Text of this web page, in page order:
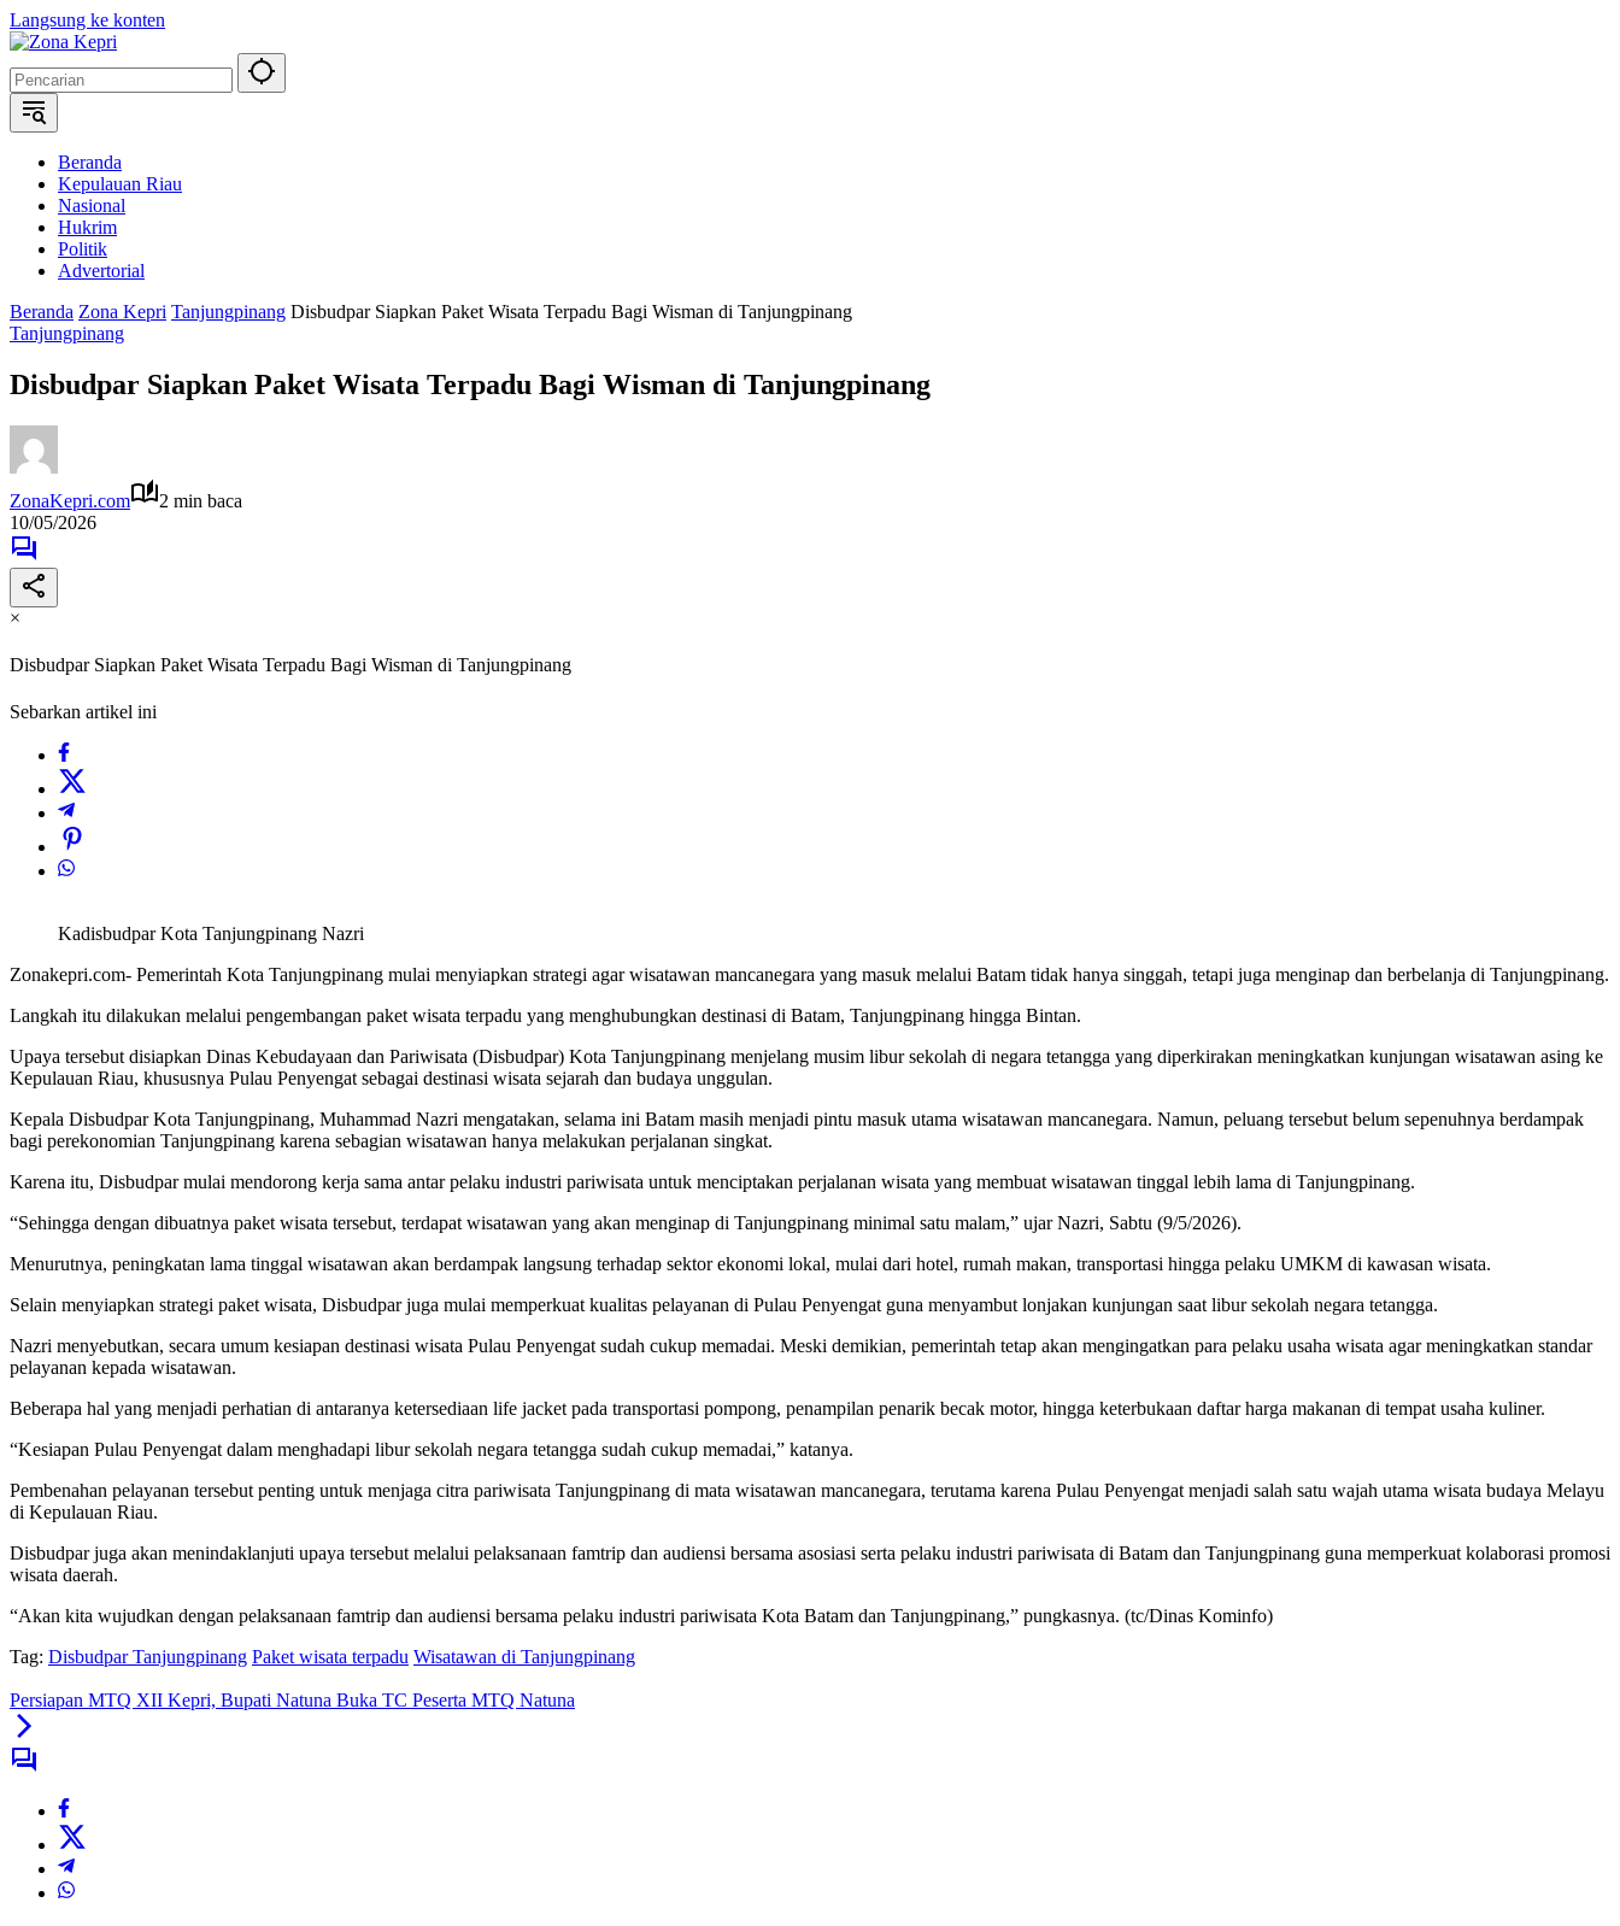
Langsung ke konten
Beranda
Kepulauan Riau
Nasional
Hukrim
Politik
Advertorial
Beranda Zona Kepri Tanjungpinang Disbudpar Siapkan Paket Wisata Terpadu Bagi Wisman di Tanjungpinang
Tanjungpinang
Disbudpar Siapkan Paket Wisata Terpadu Bagi Wisman di Tanjungpinang
ZonaKepri.com
2 min baca
10/05/2026
×
Disbudpar Siapkan Paket Wisata Terpadu Bagi Wisman di Tanjungpinang
Sebarkan artikel ini
Kadisbudpar Kota Tanjungpinang Nazri
Zonakepri.com- Pemerintah Kota Tanjungpinang mulai menyiapkan strategi agar wisatawan mancanegara yang masuk melalui Batam tidak hanya singgah, tetapi juga menginap dan berbelanja di Tanjungpinang.
Langkah itu dilakukan melalui pengembangan paket wisata terpadu yang menghubungkan destinasi di Batam, Tanjungpinang hingga Bintan.
Upaya tersebut disiapkan Dinas Kebudayaan dan Pariwisata (Disbudpar) Kota Tanjungpinang menjelang musim libur sekolah di negara tetangga yang diperkirakan meningkatkan kunjungan wisatawan asing ke
Kepulauan Riau, khususnya Pulau Penyengat sebagai destinasi wisata sejarah dan budaya unggulan.
Kepala Disbudpar Kota Tanjungpinang, Muhammad Nazri mengatakan, selama ini Batam masih menjadi pintu masuk utama wisatawan mancanegara. Namun, peluang tersebut belum sepenuhnya berdampak
bagi perekonomian Tanjungpinang karena sebagian wisatawan hanya melakukan perjalanan singkat.
Karena itu, Disbudpar mulai mendorong kerja sama antar pelaku industri pariwisata untuk menciptakan perjalanan wisata yang membuat wisatawan tinggal lebih lama di Tanjungpinang.
“Sehingga dengan dibuatnya paket wisata tersebut, terdapat wisatawan yang akan menginap di Tanjungpinang minimal satu malam,” ujar Nazri, Sabtu (9/5/2026).
Menurutnya, peningkatan lama tinggal wisatawan akan berdampak langsung terhadap sektor ekonomi lokal, mulai dari hotel, rumah makan, transportasi hingga pelaku UMKM di kawasan wisata.
Selain menyiapkan strategi paket wisata, Disbudpar juga mulai memperkuat kualitas pelayanan di Pulau Penyengat guna menyambut lonjakan kunjungan saat libur sekolah negara tetangga.
Nazri menyebutkan, secara umum kesiapan destinasi wisata Pulau Penyengat sudah cukup memadai. Meski demikian, pemerintah tetap akan mengingatkan para pelaku usaha wisata agar meningkatkan standar
pelayanan kepada wisatawan.
Beberapa hal yang menjadi perhatian di antaranya ketersediaan life jacket pada transportasi pompong, penampilan penarik becak motor, hingga keterbukaan daftar harga makanan di tempat usaha kuliner.
“Kesiapan Pulau Penyengat dalam menghadapi libur sekolah negara tetangga sudah cukup memadai,” katanya.
Pembenahan pelayanan tersebut penting untuk menjaga citra pariwisata Tanjungpinang di mata wisatawan mancanegara, terutama karena Pulau Penyengat menjadi salah satu wajah utama wisata budaya Melayu
di Kepulauan Riau.
Disbudpar juga akan menindaklanjuti upaya tersebut melalui pelaksanaan famtrip dan audiensi bersama asosiasi serta pelaku industri pariwisata di Batam dan Tanjungpinang guna memperkuat kolaborasi promosi
wisata daerah.
“Akan kita wujudkan dengan pelaksanaan famtrip dan audiensi bersama pelaku industri pariwisata Kota Batam dan Tanjungpinang,” pungkasnya. (tc/Dinas Kominfo)
Tag: Disbudpar Tanjungpinang Paket wisata terpadu Wisatawan di Tanjungpinang
Persiapan MTQ XII Kepri, Bupati Natuna Buka TC Peserta MTQ Natuna